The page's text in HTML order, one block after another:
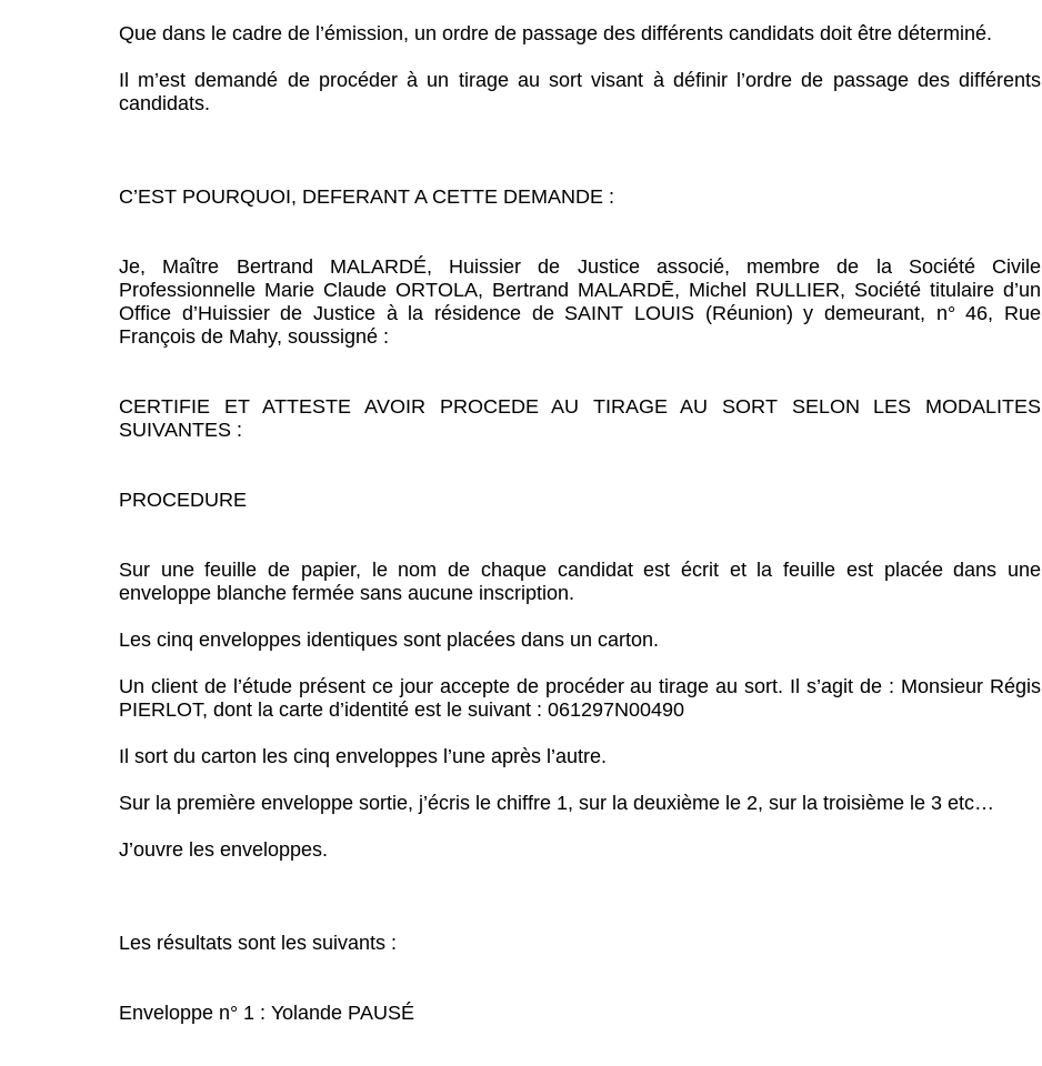
Que dans le cadre de l’émission, un ordre de passage des différents candidats doit être déterminé.
Il m’est demandé de procéder à un tirage au sort visant à définir l’ordre de passage des différents
candidats.
C’EST POURQUOI, DEFERANT A CETTE DEMANDE :
Je, Maître Bertrand MALARDÉ, Huissier de Justice associé, membre de la Société Civile
Professionnelle Marie Claude ORTOLA, Bertrand MALARDĒ, Michel RULLIER, Société titulaire d’un
Office d’Huissier de Justice à la résidence de SAINT LOUIS (Réunion) y demeurant, n° 46, Rue
François de Mahy, soussigné :
CERTIFIE ET ATTESTE AVOIR PROCEDE AU TIRAGE AU SORT SELON LES MODALITES
SUIVANTES :
PROCEDURE
Sur une feuille de papier, le nom de chaque candidat est écrit et la feuille est placée dans une
enveloppe blanche fermée sans aucune inscription.
Les cinq enveloppes identiques sont placées dans un carton.
Un client de l’étude présent ce jour accepte de procéder au tirage au sort. Il s’agit de : Monsieur Régis
PIERLOT, dont la carte d’identité est le suivant : 061297N00490
Il sort du carton les cinq enveloppes l’une après l’autre.
Sur la première enveloppe sortie, j’écris le chiffre 1, sur la deuxième le 2, sur la troisième le 3 etc…
J’ouvre les enveloppes.
Les résultats sont les suivants :
Enveloppe n° 1 : Yolande PAUSÉ